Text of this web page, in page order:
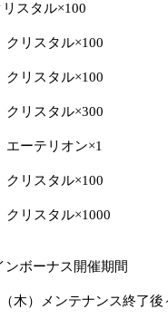
スタル×100
リスタル×100
リスタル×100
リスタル×300
ーテリオン×1
リスタル×100
リスタル×1000
ボーナス開催期間
木）メンテナンス終了